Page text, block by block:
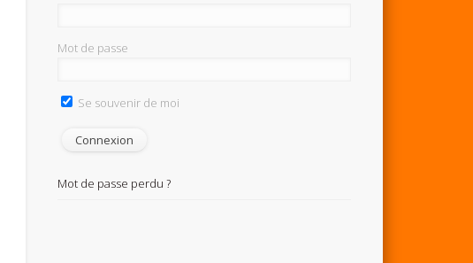
Mot de passe
Se souvenir de moi
Mot de passe perdu ?